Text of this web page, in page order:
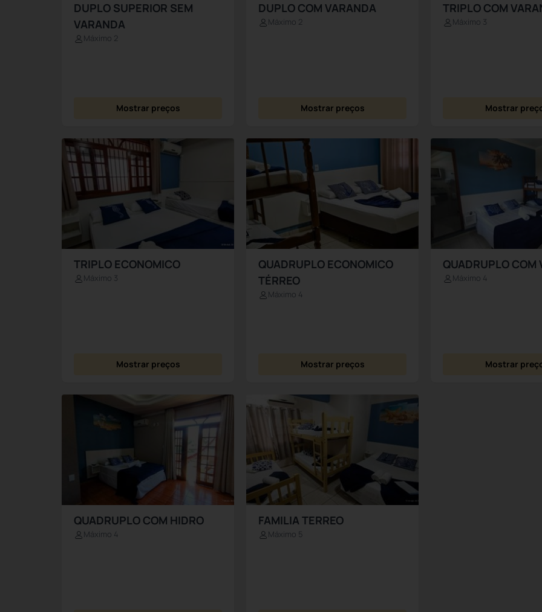
DUPLO SUPERIOR SEM
VARANDA
Máximo 2
Mostrar preços
DUPLO COM VARANDA
Máximo 2
Mostrar preços
TRIPLO COM
Máximo 3
Mostrar
TRIPLO ECONOMICO
Máximo 3
Mostrar preços
QUADRUPLO ECONOMICO
TÉRREO
Máximo 4
Mostrar preços
QUADRUPLO COM
Máximo 4
Mostrar
QUADRUPLO COM HIDRO
Máximo 4
FAMILIA TERREO
Máximo 5